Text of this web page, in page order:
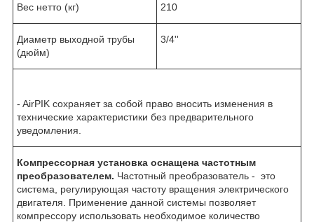
Вес нетто (кг) 210
Диаметр выходной трубы
(дюйм)
3/4''
- AirPIK сохраняет за собой право вносить изменения в
технические характеристики без предварительного
уведомления.
Компрессорная установка оснащена частотным
преобразователем. Частотный преобразователь - это
система, регулирующая частоту вращения электрического
двигателя. Применение данной системы позволяет
компрессору использовать необходимое количество